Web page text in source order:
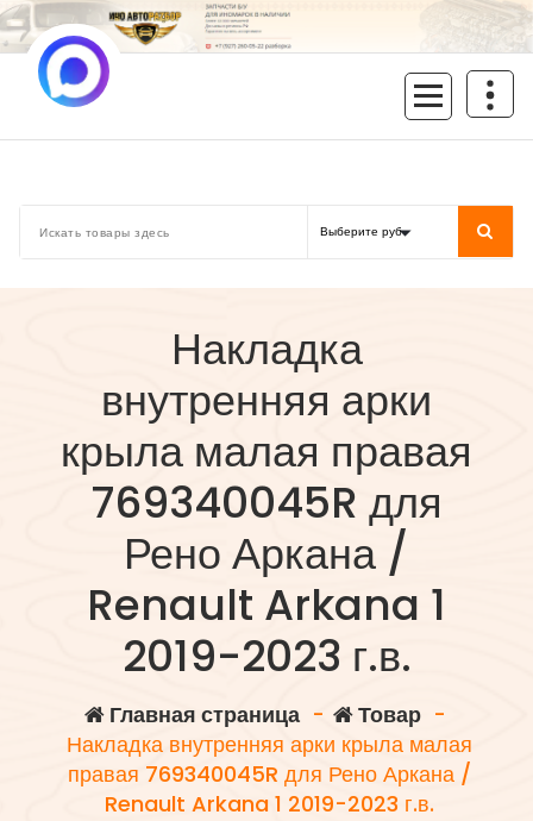
Перейти
к
содержимому
Накладка
внутренняя арки
крыла малая правая
769340045R для
Рено Аркана /
Renault Arkana 1
2019-2023 г.в.
Главная страница- Товар-
Накладка внутренняя арки крыла малая
правая 769340045R для Рено Аркана /
Renault Arkana 1 2019-2023 г.в.